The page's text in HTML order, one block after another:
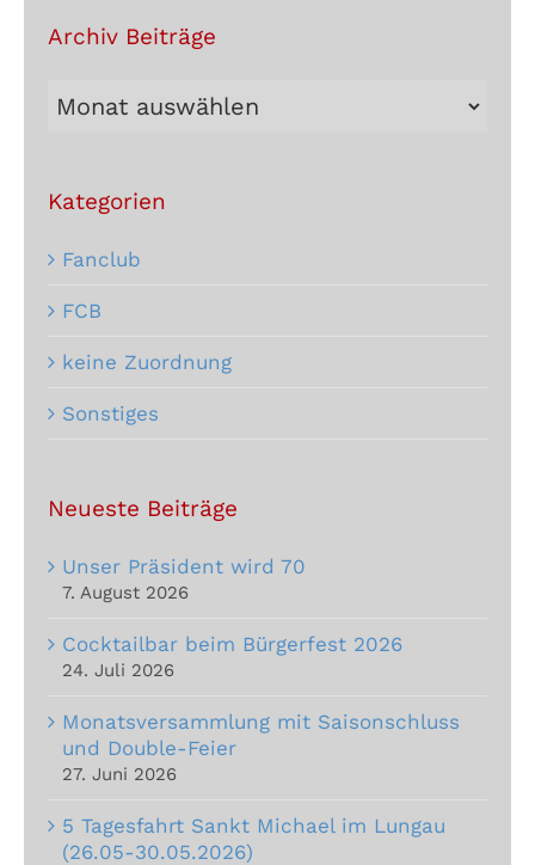
Archiv Beiträge
Archiv
Beiträge
Kategorien
Fanclub
FCB
keine Zuordnung
Sonstiges
Neueste Beiträge
Unser Präsident wird 70
7. August 2026
Cocktailbar beim Bürgerfest 2026
24. Juli 2026
Monatsversammlung mit Saisonschluss
und Double-Feier
27. Juni 2026
5 Tagesfahrt Sankt Michael im Lungau
(26.05-30.05.2026)